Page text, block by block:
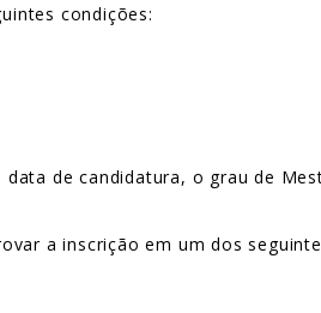
condições:
de candidatura, o grau de
a inscrição em um dos